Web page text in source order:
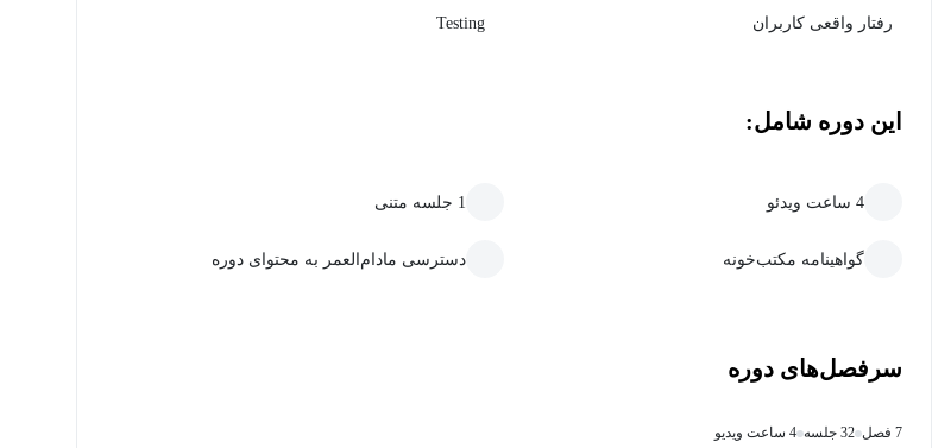
رفتار واقعی کاربران
Testing
این دوره شامل:
4 ساعت ویدئو 1 جلسه متنی
گواهینامه مکتب‌خونه دسترسی مادام‌العمر به محتوای دوره
سرفصل‌های دوره
7 فصل 32 جلسه 4 ساعت ویدیو